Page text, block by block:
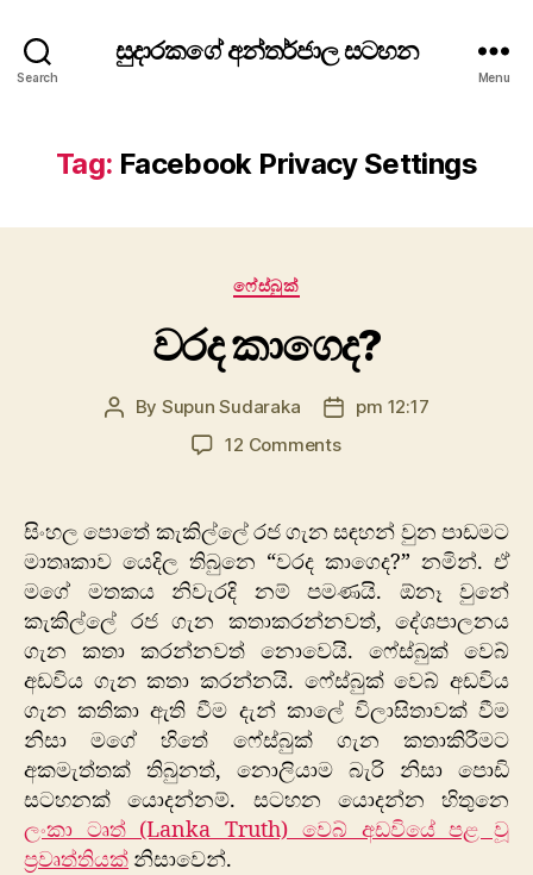
Search
සුදාරකගේ අන්තර්ජාල සටහන
Menu
Tag: Facebook Privacy Settings
Categories
ෆේස්බුක්
වරද කාගෙද?
Post
By Supun Sudaraka
Postpm 12:17
12 Commentson
සිංහල පොතේ කැකිල්ලේ රජ ගැන සඳහන් වුන පාඩමට
මාතෘකාව යෙදිල තිබුනෙ “වරද කාගෙද?” නමින්. ඒ
මගේ මතකය නිවැරදි නම් පමණයි. ඕනෑ වුනේ
කැකිල්ලේ රජ ගැන කතාකරන්නවත්, දේශපාලනය
ගැන කතා කරන්නවත් නොවෙයි. ෆේස්බුක් වෙබ්
අඩවිය ගැන කතා කරන්නයි. ෆේස්බුක් වෙබ් අඩවිය
ගැන කතිකා ඇති වීම දැන් කාලේ විලාසිතාවක් වීම
නිසා මගේ හිතේ ෆේස්බුක් ගැන කතාකිරීමට
අකමැත්තක් තිබුනත්, නොලියාම බැරි නිසා පොඩි
සටහනක් යොදන්නම්. සටහන යොදන්න හිතුනෙ
ලංකා ටෘත් (Lanka Truth) වෙබ් අඩවියේ පළ වූ
ප්‍රවෘත්තියක් නිසාවෙන්.